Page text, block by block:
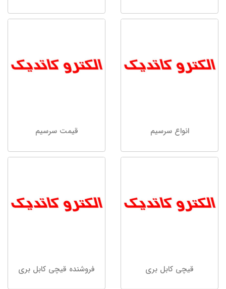
انواع سرسیم قیمت سرسیم
قیچی کابل بری فروشنده قیچی کابل بری